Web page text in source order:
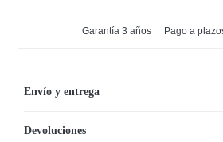
Steel™
x
Garantía 3 años Pago a
Envío y entrega
Devoluciones